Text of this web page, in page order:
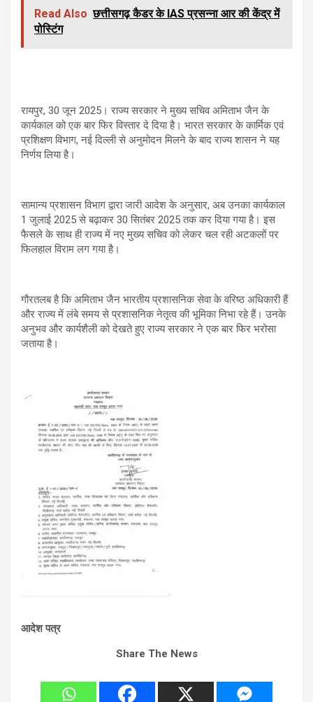
Read Also छत्तीसगढ़ कैडर के IAS प्रसन्ना आर की केंद्र में
पोस्टिंग
रायपुर, 30 जून 2025। राज्य सरकार ने मुख्य सचिव अमिताभ जैन के
कार्यकाल को एक बार फिर विस्तार दे दिया है। भारत सरकार के कार्मिक एवं
प्रशिक्षण विभाग, नई दिल्ली से अनुमोदन मिलने के बाद राज्य शासन ने यह
निर्णय लिया है।
सामान्य प्रशासन विभाग द्वारा जारी आदेश के अनुसार, अब उनका कार्यकाल
1 जुलाई 2025 से बढ़ाकर 30 सितंबर 2025 तक कर दिया गया है। इस
फैसले के साथ ही राज्य में नए मुख्य सचिव को लेकर चल रही अटकलों पर
फिलहाल विराम लग गया है।
गौरतलब है कि अमिताभ जैन भारतीय प्रशासनिक सेवा के वरिष्ठ अधिकारी हैं
और राज्य में लंबे समय से प्रशासनिक नेतृत्व की भूमिका निभा रहे हैं। उनके
अनुभव और कार्यशैली को देखते हुए राज्य सरकार ने एक बार फिर भरोसा
जताया है।
आदेश पत्र
Share The News